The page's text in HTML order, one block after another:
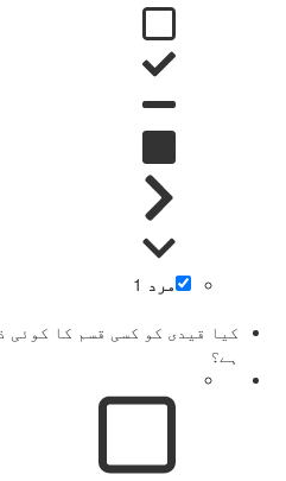
مرد 1
کیا قیدی کو کسی قسم کا کوئی
ہے؟